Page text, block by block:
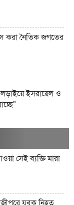
করা নৈতিক জগতের
লড়াইয়ে ইসরায়েল ও
ডলারের
কোথায় রাখা
সেই ব্যক্তি মারা